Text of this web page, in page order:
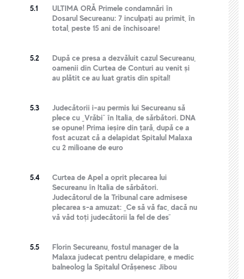
5.1
ULTIMA ORĂ Primele condamnări în
Dosarul Secureanu: 7 inculpați au primit, în
total, peste 15 ani de închisoare!
5.2
După ce presa a dezvăluit cazul Secureanu,
oamenii din Curtea de Conturi au venit și
au plătit ce au luat gratis din spital!
5.3
Judecătorii i-au permis lui Secureanu să
plece cu „Vrăbi” în Italia, de sărbători. DNA
se opune! Prima ieșire din țară, după ce a
fost acuzat că a delapidat Spitalul Malaxa
cu 2 milioane de euro
5.4
Curtea de Apel a oprit plecarea lui
Secureanu în Italia de sărbători.
Judecătorul de la Tribunal care admisese
plecarea s-a amuzat: „Ce să vă fac, dacă nu
vă văd toți judecătorii la fel de des”
5.5
Florin Secureanu, fostul manager de la
Malaxa judecat pentru delapidare, e medic
balneolog la Spitalul Orășenesc Jibou